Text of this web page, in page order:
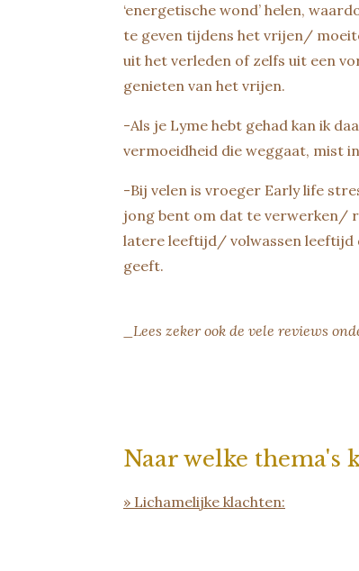
‘energetische wond’ helen,
te geven tijdens het vrijen/
uit het verleden of zelfs uit een
genieten van het vrijen.
-Als je Lyme hebt gehad kan ik
vermoeidheid die weggaat, mist
-Bij velen is vroeger Early life
jong bent om dat te verwerken/
latere leeftijd/ volwassen leeftijd
geeft.
_Lees zeker ook de vele reviews
Naar welke thema's
» Lichamelijke klachten: